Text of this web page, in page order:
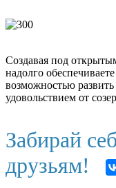
Создавая под
надолго
возможностью
удовольствием от
Забирай
друзьям!